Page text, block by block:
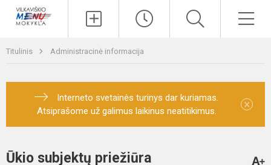
Titulinis Administracinė informacija
Interneto svetainės turinys dar kuriamas.
Atsiprašome už galimus laikinus neatitikimus.
×
Ūkio subjektų priežiūra